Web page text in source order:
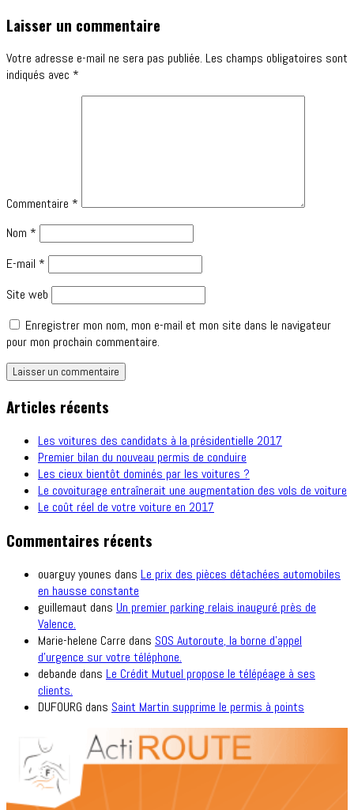
Laisser un commentaire
Votre adresse e-mail ne sera pas publiée. Les champs obligatoires sont
indiqués avec *
Commentaire *
Nom *
E-mail *
Site web
Enregistrer mon nom, mon e-mail et mon site dans le navigateur
pour mon prochain commentaire.
Articles récents
Les voitures des candidats à la présidentielle 2017
Premier bilan du nouveau permis de conduire
Les cieux bientôt dominés par les voitures ?
Le covoiturage entraînerait une augmentation des vols de voiture
Le coût réel de votre voiture en 2017
Commentaires récents
ouarguy younes dans Le prix des pièces détachées automobiles
en hausse constante
guillemaut dans Un premier parking relais inauguré près de
Valence.
Marie-helene Carre dans SOS Autoroute, la borne d’appel
d’urgence sur votre téléphone.
debande dans Le Crédit Mutuel propose le télépéage à ses
clients.
DUFOURG dans Saint Martin supprime le permis à points